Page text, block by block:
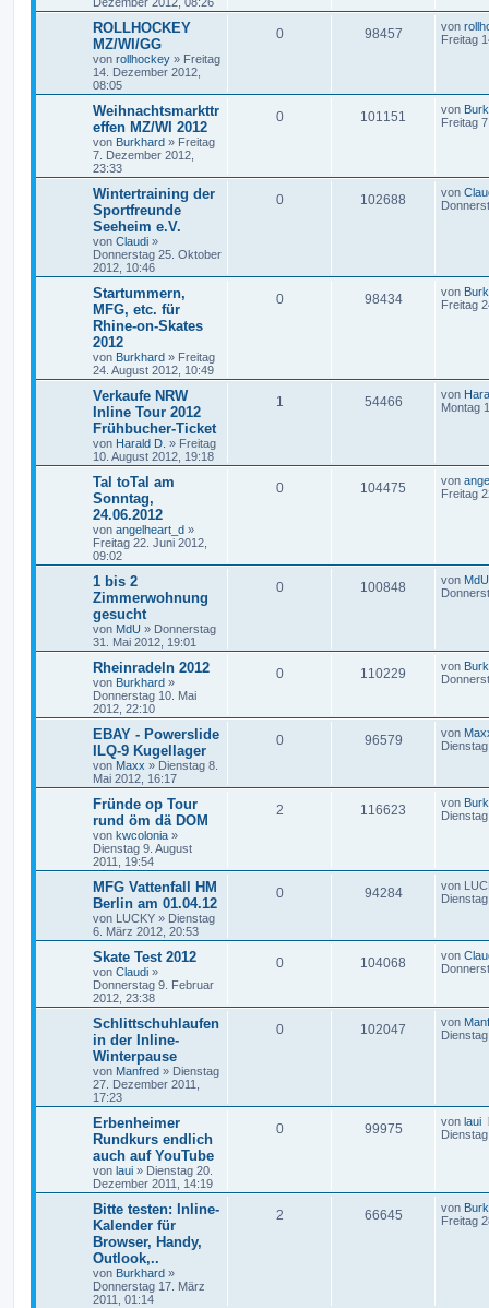
ROLLHOCKEY
MZ/WI/GG
von rollhockey » Freitag
14. Dezember 2012,
08:05
0 98457 von
Freitag
Weihnachtsmarkttr
effen MZ/WI 2012
von Burkhard » Freitag
7. Dezember 2012,
23:33
0 101151 von
Freitag
Wintertraining der
Sportfreunde
Seeheim e.V.
von Claudi »
Donnerstag 25. Oktober
2012, 10:46
0 102688 von
Startummern,
MFG, etc. für
Rhine-on-Skates
2012
von Burkhard » Freitag
24. August 2012, 10:49
0 98434 von
Freitag
Verkaufe NRW
Inline Tour 2012
Frühbucher-Ticket
von Harald D. » Freitag
10. August 2012, 19:18
1 54466 von
Montag
Tal toTal am
Sonntag,
24.06.2012
von angelheart_d »
Freitag 22. Juni 2012,
09:02
0 104475 von
Freitag
1 bis 2
Zimmerwohnung
gesucht
von MdU » Donnerstag
31. Mai 2012, 19:01
0 100848 von MdU
Rheinradeln 2012
von Burkhard »
Donnerstag 10. Mai
2012, 22:10
0 110229 von
EBAY - Powerslide
ILQ-9 Kugellager
von Maxx » Dienstag 8.
Mai 2012, 16:17
0 96579 von
Fründe op Tour
rund öm dä DOM
von kwcolonia »
Dienstag 9. August
2011, 19:54
2 116623 von
MFG Vattenfall HM
Berlin am 01.04.12
von LUCKY » Dienstag
6. März 2012, 20:53
0 94284 von
Skate Test 2012
von Claudi »
Donnerstag 9. Februar
2012, 23:38
0 104068 von
Schlittschuhlaufen
in der Inline-
Winterpause
von Manfred » Dienstag
27. Dezember 2011,
17:23
0 102047 von
Erbenheimer
Rundkurs endlich
auch auf YouTube
von laui » Dienstag 20.
Dezember 2011, 14:19
0 99975 von laui
Bitte testen: Inline-
Kalender für
Browser, Handy,
Outlook,..
von Burkhard »
Donnerstag 17. März
2011, 01:14
2 66645 von
Freitag